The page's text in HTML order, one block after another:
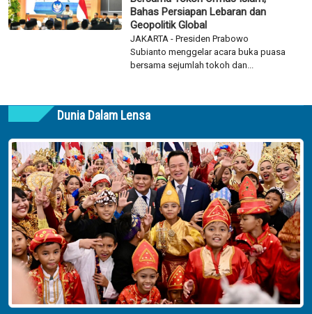
Bahas Persiapan Lebaran dan
Geopolitik Global
JAKARTA - Presiden Prabowo
Subianto menggelar acara buka puasa
bersama sejumlah tokoh dan...
Dunia Dalam Lensa